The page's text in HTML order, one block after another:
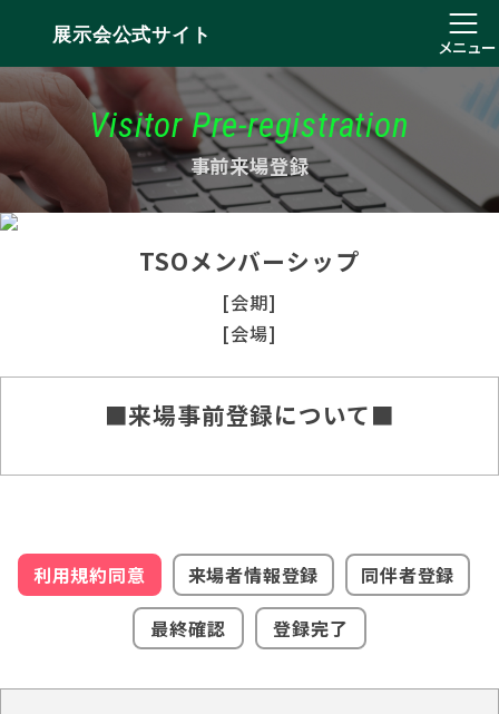
展示会公式サイト
メニュー
Visitor Pre-registration
事前来場登録
TSOメンバーシップ
[会期]
[会場]
■来場事前登録について■
利用規約同意 来場者情報登録
同伴者登録
最終確認
登録完了